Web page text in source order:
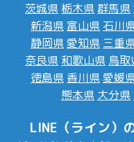
茨城県 栃木県群馬県
新潟県 富山県 石川
静岡県愛知県 三重
奈良県 和歌山県 鳥取
徳島県 香川県愛媛
熊本県 大分県
LINE（ライン）